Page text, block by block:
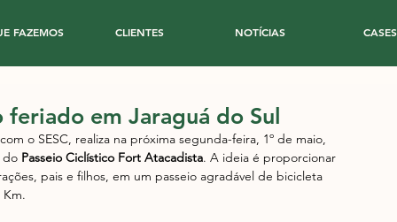
FAZEMOS CLIENTES NOTÍCIAS CASES
em Jaraguá do Sul
o SESC, realiza na próxima segunda-feira, 1º de maio,
do Passeio Ciclístico Fort Atacadista. A ideia é proporcionar
pais e filhos, em um passeio agradável de bicicleta